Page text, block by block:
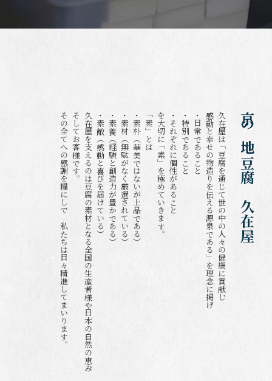
京の地豆腐 久在屋
久在屋は「豆腐を通じて世の中の人々の健康に貢献し、
感動と幸せの物造りを伝える源泉である」を理念に掲げ、
・日常であること
・特別であること
・それぞれに個性があること
を大切に「素」を極めていきます。
「素」とは
・素朴（華美ではないが上品である）
・素材（無駄がなく厳選されている）
・素養（経験と創造力が豊かである）
・素敵（感動と喜びを届けている）
久在屋を支えるのは豆腐の素材となる全国の生産者様や日本の自然の恵み、
そしてお客様です。
その全てへの感謝を糧にして、私たちは日々精進してまいります。